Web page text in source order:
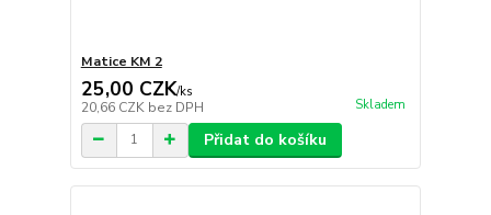
Matice KM 2
25,00 CZK/ks
20,66 CZK bez DPH Skladem
Přidat do košíku